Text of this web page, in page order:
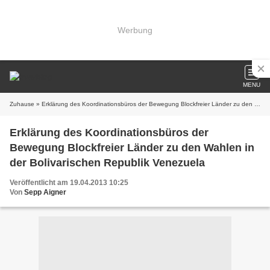
Werbung
MENU
Zuhause » Erklärung des Koordinationsbüros der Bewegung Blockfreier Länder zu den Wahlen in der Bolivarischen Republik Venezuela
Erklärung des Koordinationsbüros der
Bewegung Blockfreier Länder zu den Wahlen in
der Bolivarischen Republik Venezuela
Veröffentlicht am 19.04.2013 10:25
Von Sepp Aigner